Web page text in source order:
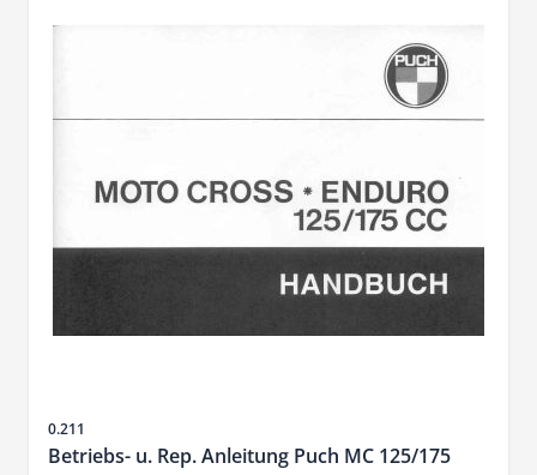
Sku
0.211
Betriebs- u. Rep. Anleitung Puch MC 125/175